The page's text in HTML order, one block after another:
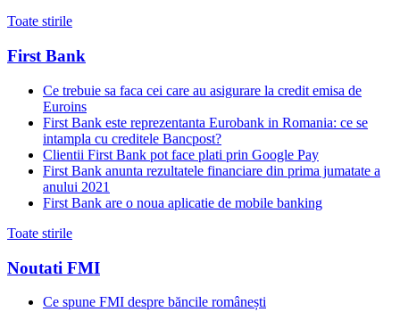
Toate stirile
First Bank
Ce trebuie sa faca cei care au asigurare la credit emisa de
Euroins
First Bank este reprezentanta Eurobank in Romania: ce se
intampla cu creditele Bancpost?
Clientii First Bank pot face plati prin Google Pay
First Bank anunta rezultatele financiare din prima jumatate a
anului 2021
First Bank are o noua aplicatie de mobile banking
Toate stirile
Noutati FMI
Ce spune FMI despre băncile românești